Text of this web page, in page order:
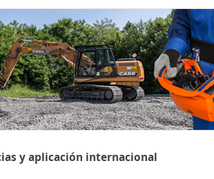
y aplicación internacional